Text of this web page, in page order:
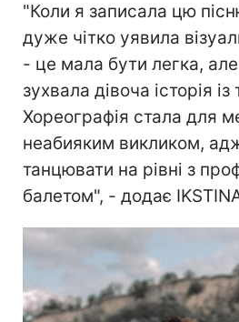
"Коли я записала цю
дуже чітко уявила
- це мала бути легка,
зухвала дівоча історія
Хореографія стала для
неабияким викликом,
танцювати на рівні з
балетом", - додає